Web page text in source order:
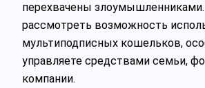
перехвачены
рассмотреть возможность
мультиподписных кошельков,
управляете средствами семьи,
компании.